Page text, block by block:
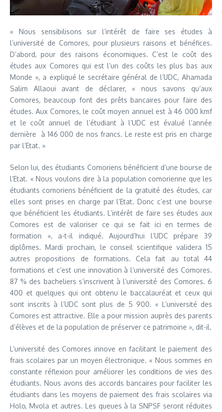
« Nous sensibilisons sur l’intérêt de faire ses études à
l’université de Comores, pour plusieurs raisons et bénéfices.
D’abord, pour des raisons économiques. C’est le coût des
études aux Comores qui est l’un des coûts les plus bas aux
Monde », a expliqué le secrétaire général de l’UDC, Ahamada
Salim Allaoui avant de déclarer, « nous savons qu’aux
Comores, beaucoup font des prêts bancaires pour faire des
études. Aux Comores, le coût moyen annuel est à 46 000 kmf
et le coût annuel de l’étudiant à l’UDC est évalué l’année
dernière à 146 000 de nos francs. Le reste est pris en charge
par l’Etat. »
Selon lui, des étudiants Comoriens bénéficient d’une bourse de
l’Etat. « Nous voulons dire à la population comorienne que les
étudiants comoriens bénéficient de la gratuité des études, car
elles sont prises en charge par l’Etat. Donc c’est une bourse
que bénéficient les étudiants. L’intérêt de faire ses études aux
Comores est de valoriser ce qui se fait ici en termes de
formation », a-t-il indiqué. Aujourd’hui l’UDC prépare 39
diplômes. Mardi prochain, le conseil scientifique validera 15
autres propositions de formations. Cela fait au total 44
formations et c’est une innovation à l’université des Comores.
87 % des bacheliers s’inscrivent à l’université des Comores. 6
400 et quelques qui ont obtenu le baccalauréat et ceux qui
sont inscrits à l’UDC sont plus de 5 900. « L’université des
Comores est attractive. Elle a pour mission auprès des parents
d’élèves et de la population de préserver ce patrimoine », dit-il.
L’université des Comores innove en facilitant le paiement des
frais scolaires par un moyen électronique. « Nous sommes en
constante réflexion pour améliorer les conditions de vies des
étudiants. Nous avons des accords bancaires pour faciliter les
étudiants dans les moyens de paiement des frais scolaires via
Holo, Mvola et autres. Les queues à la SNPSF seront réduites